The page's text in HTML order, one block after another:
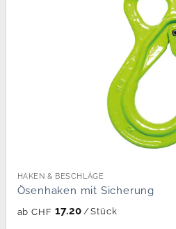
HAKEN & BESCHLÄGE
Ösenhaken mit Sicherung
ab CHF 17.20 /Stück